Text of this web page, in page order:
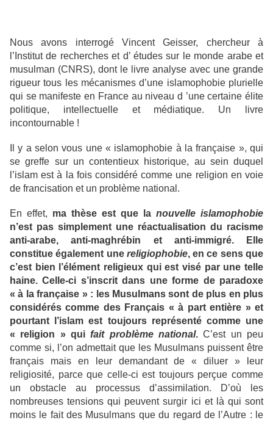
Nous avons interrogé Vincent Geisser, chercheur à
l’Institut de recherches et d’ études sur le monde arabe et
musulman (CNRS), dont le livre analyse avec une grande
rigueur tous les mécanismes d’une islamophobie plurielle
qui se manifeste en France au niveau d ’une certaine élite
politique, intellectuelle et médiatique. Un livre
incontournable !
Il y a selon vous une « islamophobie à la française », qui
se greffe sur un contentieux historique, au sein duquel
l’islam est à la fois considéré comme une religion en voie
de francisation et un problème national.
En effet, ma thèse est que la nouvelle islamophobie
n’est pas simplement une réactualisation du racisme
anti-arabe, anti-maghrébin et anti-immigré. Elle
constitue également une religiophobie, en ce sens que
c’est bien l’élément religieux qui est visé par une telle
haine. Celle-ci s’inscrit dans une forme de paradoxe
« à la française » : les Musulmans sont de plus en plus
considérés comme des Français « à part entière » et
pourtant l’islam est toujours représenté comme une
« religion » quifait problème national. C’est un peu
comme si, l’on admettait que les Musulmans puissent être
français mais en leur demandant de « diluer » leur
religiosité, parce que celle-ci est toujours perçue comme
un obstacle au processus d’assimilation. D’où les
nombreuses tensions qui peuvent surgir ici et là qui sont
moins le fait des Musulmans que du regard de l’Autre : le